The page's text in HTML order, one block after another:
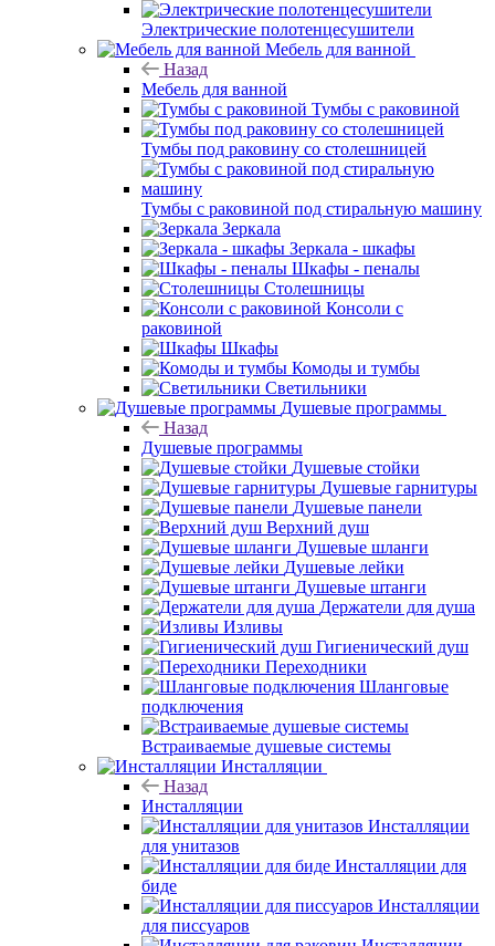
Электрические полотенцесушители
Мебель для ванной
Назад
Мебель для ванной
Тумбы с раковиной
Тумбы под раковину со столешницей
Тумбы с раковиной под стиральную машину
Зеркала
Зеркала - шкафы
Шкафы - пеналы
Столешницы
Консоли с
раковиной
Шкафы
Комоды и тумбы
Светильники
Душевые программы
Назад
Душевые программы
Душевые стойки
Душевые гарнитуры
Душевые панели
Верхний душ
Душевые шланги
Душевые лейки
Душевые штанги
Держатели для душа
Изливы
Гигиенический душ
Переходники
Шланговые
подключения
Встраиваемые душевые системы
Инсталляции
Назад
Инсталляции
Инсталляции
для унитазов
Инсталляции для
биде
Инсталляции
для писсуаров